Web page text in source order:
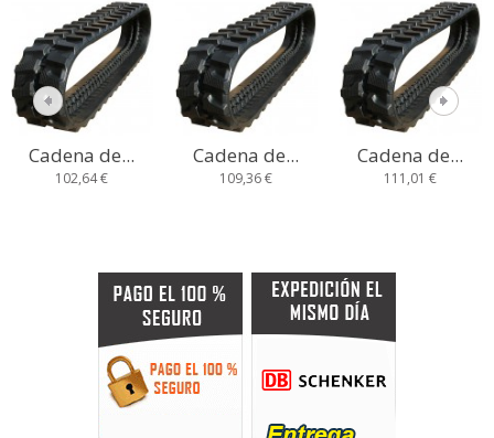
Cadena de...
102,64 €
Cadena de...
109,36 €
Cadena de...
111,01 €